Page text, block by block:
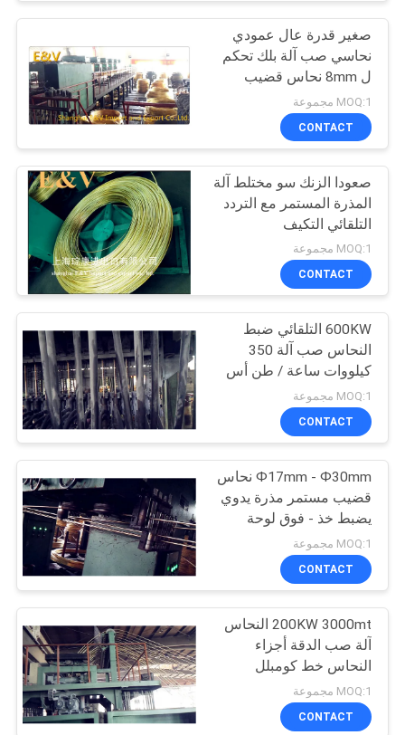
مراقبة
الجودة
اتصل
أخبار
اطلب
اقتباس
خريطة
الموقع
PRIVACY
POLICY
النحاس آلة صب
12
قطاع صب آلة
14
الثلاثي لفة مطحنة
11
اثنين لفة آلة مطحنة
27
صغير قدرة عال عمودي
نحاسي صب آلة بلك تحكم
ل 8mm نحاس قضيب
MOQ:1 مجموعة
CONTACT
صعودا الزنك سو مختلط آلة
المذرة المستمر مع التردد
التلقائي التكيف
MOQ:1 مجموعة
CONTACT
600KW التلقائي ضبط
النحاس صب آلة 350
كيلووات ساعة / طن أس
ثلاثة المرحلة 380V
MOQ:1 مجموعة
CONTACT
Ф17mm - Ф30mm نحاس
قضيب مستمر مذرة يدوي
يضبط خذ - فوق لوحة
يحرك
MOQ:1 مجموعة
CONTACT
200KW 3000mt النحاس
آلة صب الدقة أجزاء
النحاس خط كومبلل
MOQ:1 مجموعة
CONTACT